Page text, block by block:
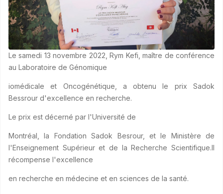
Le samedi 13 novembre 2022, Rym Kefi, maître de conférence
au Laboratoire de Génomique
iomédicale et Oncogénétique, a obtenu le prix Sadok
Bessrour d'excellence en recherche.
Le prix est décerné par l'Université de
Montréal, la Fondation Sadok Besrour, et le Ministère de
l'Enseignement Supérieur et de la Recherche Scientifique.Il
récompense l'excellence
en recherche en médecine et en sciences de la santé.